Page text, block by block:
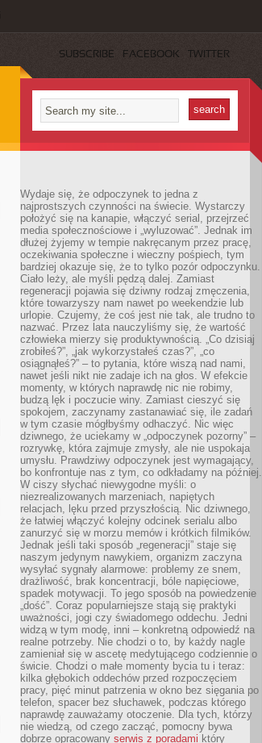
SUBSCRIBE FACEBOOK TWITTER
Wydaje się, że odpoczynek to jedna z
najprostszych czynności na świecie. Wystarczy
położyć się na kanapie, włączyć serial, przejrzeć
media społecznościowe i „wyluzować”. Jednak im
dłużej żyjemy w tempie nakręcanym przez pracę,
oczekiwania społeczne i wieczny pośpiech, tym
bardziej okazuje się, że to tylko pozór odpoczynku.
Ciało leży, ale myśli pędzą dalej. Zamiast
regeneracji pojawia się dziwny rodzaj zmęczenia,
które towarzyszy nam nawet po weekendzie lub
urlopie. Czujemy, że coś jest nie tak, ale trudno to
nazwać. Przez lata nauczyliśmy się, że wartość
człowieka mierzy się produktywnością. „Co dzisiaj
zrobiłeś?”, „jak wykorzystałeś czas?”, „co
osiągnąłeś?” – to pytania, które wiszą nad nami,
nawet jeśli nikt nie zadaje ich na głos. W efekcie
momenty, w których naprawdę nic nie robimy,
budzą lęk i poczucie winy. Zamiast cieszyć się
spokojem, zaczynamy zastanawiać się, ile zadań
w tym czasie mógłbyśmy odhaczyć. Nic więc
dziwnego, że uciekamy w „odpoczynek pozorny” –
rozrywkę, która zajmuje zmysły, ale nie uspokaja
umysłu. Prawdziwy odpoczynek jest wymagający,
bo konfrontuje nas z tym, co odkładamy na później.
W ciszy słychać niewygodne myśli: o
niezrealizowanych marzeniach, napiętych
relacjach, lęku przed przyszłością. Nic dziwnego,
że łatwiej włączyć kolejny odcinek serialu albo
zanurzyć się w morzu memów i krótkich filmików.
Jednak jeśli taki sposób „regeneracji” staje się
naszym jedynym nawykiem, organizm zaczyna
wysyłać sygnały alarmowe: problemy ze snem,
drażliwość, brak koncentracji, bóle napięciowe,
spadek motywacji. To jego sposób na powiedzenie
„dość”. Coraz popularniejsze stają się praktyki
uważności, jogi czy świadomego oddechu. Jedni
widzą w tym modę, inni – konkretną odpowiedź na
realne potrzeby. Nie chodzi o to, by każdy nagle
zamieniał się w ascetę medytującego codziennie o
świcie. Chodzi o małe momenty bycia tu i teraz:
kilka głębokich oddechów przed rozpoczęciem
pracy, pięć minut patrzenia w okno bez sięgania po
telefon, spacer bez słuchawek, podczas którego
naprawdę zauważamy otoczenie. Dla tych, którzy
nie wiedzą, od czego zacząć, pomocny bywa
dobrze opracowany serwis z poradami który